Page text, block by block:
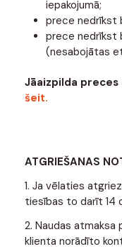
iepakojumā;
prece nedrīkst
prece nedrīkst
(nesabojātas
Jāaizpilda
šeit.
ATGRIEŠANAS
1. Ja vēlaties
tiesības to darīt 14
2. Naudas
klienta norādīto